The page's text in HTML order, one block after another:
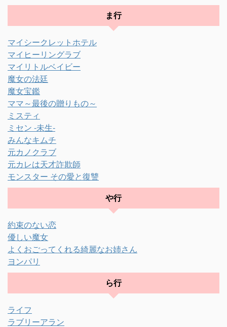
ま行
マイシークレットホテル
マイヒーリングラブ
マイリトルベイビー
魔女の法廷
魔女宝鑑
ママ～最後の贈りもの～
ミスティ
ミセン -未生-
みんなキムチ
元カノクラブ
元カレは天才詐欺師
モンスター その愛と復讐
や行
約束のない恋
優しい魔女
よくおごってくれる綺麗なお姉さん
ヨンパリ
ら行
ライフ
ラブリーアラン